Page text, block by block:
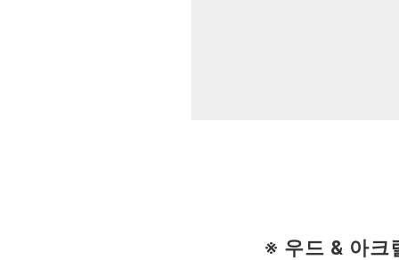
※ 우드 & 아크